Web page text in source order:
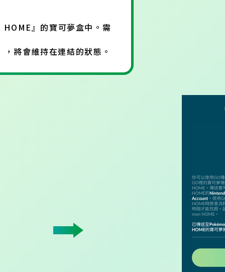
』的寶可夢盒中。需
將會維持在連結的狀態。
Next